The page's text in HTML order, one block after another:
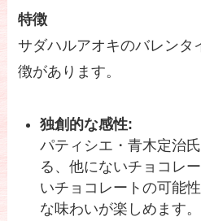
特徴
サダハルアオキのバレンタ
徴があります。
独創的な感性:
パティシエ・青木定治
る、他にないチョコレ
いチョコレートの可能
な味わいが楽しめます。